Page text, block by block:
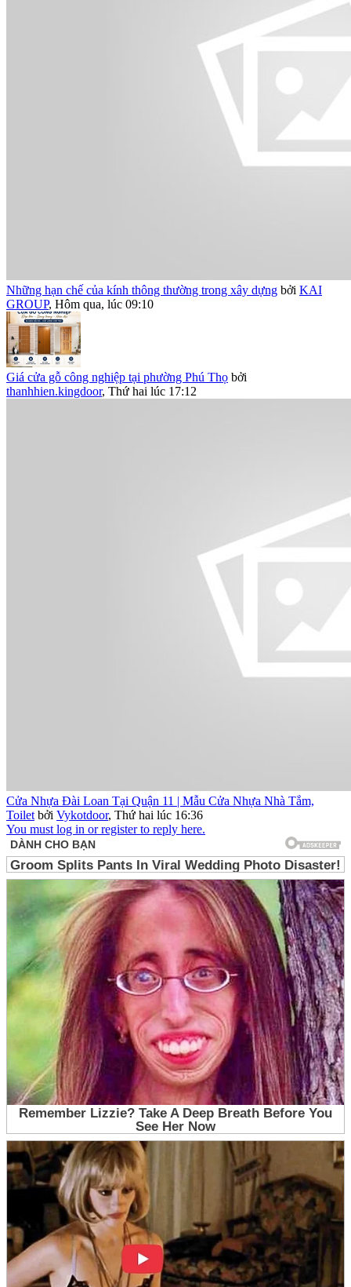
Những hạn chế của kính thông thường trong xây dựng bởi KAI
GROUP, Hôm qua, lúc 09:10
Giá cửa gỗ công nghiệp tại phường Phú Thọ bởi
thanhhien.kingdoor, Thứ hai lúc 17:12
Cửa Nhựa Đài Loan Tại Quận 11 | Mẫu Cửa Nhựa Nhà Tắm,
Toilet bởi Vykotdoor, Thứ hai lúc 16:36
You must log in or register to reply here.